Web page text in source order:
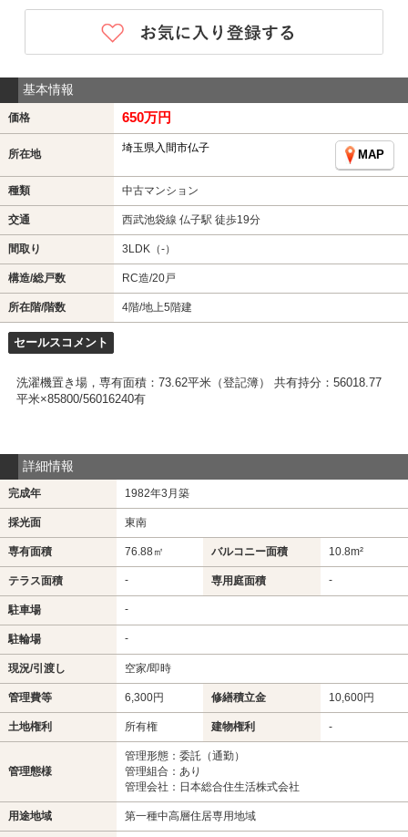
基本情報
価格 650万円
所在地 埼玉県入間市仏子
MAP
種類 中古マンション
交通 西武池袋線 仏子駅 徒歩19分
間取り 3LDK（-）
構造/総戸数 RC造/20戸
所在階/階数 4階/地上5階建
セールスコメント
洗濯機置き場，専有面積：73.62平米（登記簿） 共有持分：56018.77
平米×85800/56016240有
詳細情報
完成年 1982年3月築
採光面 東南
専有面積 76.88㎡ バルコニー面積 10.8m²
テラス面積 - 専用庭面積 -
駐車場 -
駐輪場 -
現況/引渡し 空家/即時
管理費等 6,300円 修繕積立金 10,600円
土地権利 所有権 建物権利 -
管理態様
管理形態：委託（通勤）
管理組合：あり
管理会社：日本総合住生活株式会社
用途地域 第一種中高層住居専用地域